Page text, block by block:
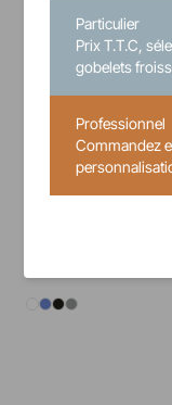
Equinoxe
Particulier
Prix T.T.C,
gobelets
Professionnel
Commandez